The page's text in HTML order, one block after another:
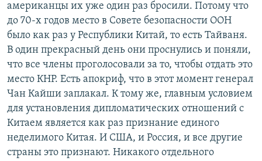
американцы их уже один раз бросили. Потому что
до 70-х годов место в Совете безопасности ООН
было как раз у Республики Китай, то есть Тайваня.
В один прекрасный день они проснулись и поняли,
что все члены проголосовали за то, чтобы отдать это
место КНР. Есть апокриф, что в этот момент генерал
Чан Кайши заплакал. К тому же, главным условием
для установления дипломатических отношений с
Китаем является как раз признание единого
неделимого Китая. И США, и Россия, и все другие
страны это признают. Никакого отдельного